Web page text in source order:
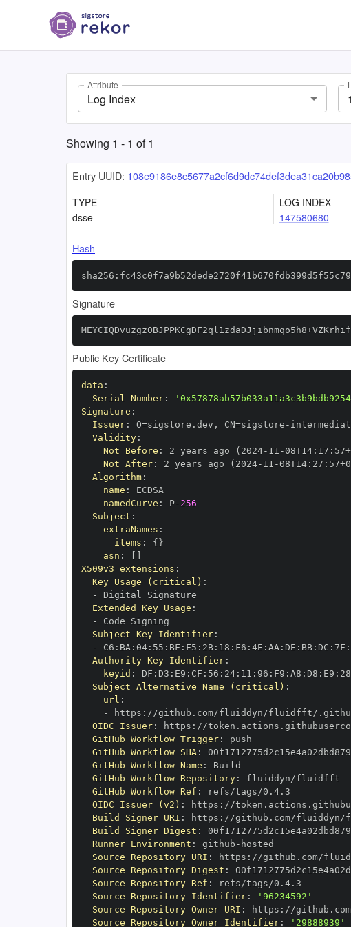
Attribute
Log Index
Showing 1 - 1 of1
Entry UUID:
TYPE
dsse
LOG INDEX
147580680
Hash
Signature
Public Key Certificate
data :
Serial Number:
Signature :
Issuer: O=sigstore.dev , CN=sigstore -
Validity:
Not Before : 2 years ago (2024- 11 -08T14: 17 :
Not After: 2 years ago (2024- 11 -08T14: 27 :
Algorithm:
name :
namedCurve : P- 256
Subject :
extraNames :
items : { }
asn :
X509v3 extensions :
Key Usage (critical) :
-
Extended Key Usage :
-
Subject Key Identifier:
-
C6 : BA : 04: 55 : BF : F5 : 2B: 18 : F6 : 4E : AA : DE : BB: DC : 7F :
Authority Key Identifier:
keyid : DF : D3 : E9 : CF : 56 : 24: 11 : 96 : F9 : A8 : D8 : E9 : 28
Subject Alternative Name (critical) :
url :
-
https :
OIDC Issuer: https :
GitHub Workflow Trigger:
GitHub Workflow SHA:
GitHub Workflow Name :
GitHub Workflow Repository:
GitHub Workflow Ref :
OIDC Issuer (v2) : https :
Build Signer URI : https :
Build Signer Digest :
Runner Environment : github -
Source Repository URI : https :
Source Repository Digest :
Source Repository Ref :
Source Repository Identifier:
'96234592'
Source Repository Owner URI : https :
Source Repository Owner Identifier: '29888939'